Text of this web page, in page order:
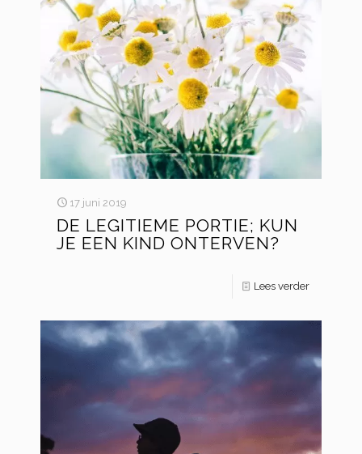
17 juni 2019
DE LEGITIEME PORTIE; KUN
JE EEN KIND ONTERVEN?
Lees verder